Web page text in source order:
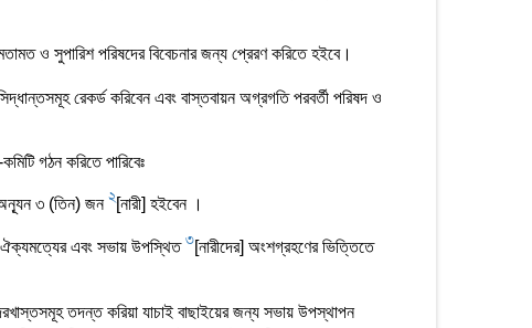
ও সুপারিশ পরিষদের বিবেচনার জন্য প্রেরণ করিতে হইবে।
রেকর্ড করিবেন এবং বাস্তবায়ন অগ্রগতি পরবর্তী পরিষদ ও
গঠন করিতে পারিবেঃ
অন্যূন ৩ (তিন) জন2[নারী] হইবেন ।
ঐক্যমত্যের এবং সভায় উপস্থিত3[নারীদের] অংশগ্রহণের ভিত্তিতে
তদন্ত করিয়া যাচাই বাছাইয়ের জন্য সভায় উপস্থাপন